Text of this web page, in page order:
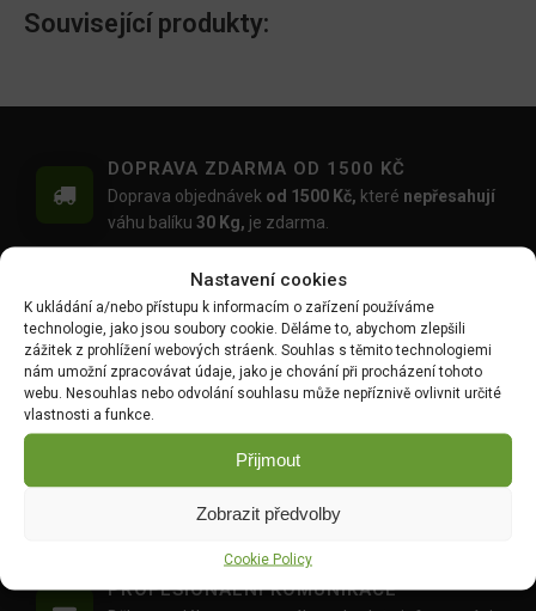
Nastavení cookies
K ukládání a/nebo přístupu k informacím o zařízení používáme
technologie, jako jsou soubory cookie. Děláme to, abychom zlepšili
zážitek z prohlížení webových stráenk. Souhlas s těmito technologiemi
nám umožní zpracovávat údaje, jako je chování při procházení tohoto
webu. Nesouhlas nebo odvolání souhlasu může nepříznivě ovlivnit určité
vlastnosti a funkce.
Přijmout
Zobrazit předvolby
Cookie Policy
Související produkty:
DOPRAVA ZDARMA OD 1500 KČ
Doprava objednávek od 1500 Kč, které nepřesahují
váhu balíku 30 Kg, je zdarma.
OVĚŘENÉ PRODUKTY
Všechny produkty sami používáme na našich
realizacích zahrad.
MOŽNOST OSOBNÍHO ODBĚRU
Objednávku si můžete i vyzvednout zdarma na
výdejním místě Mlýnská 59, Ruda, 27101
PŘÁTELSKÝ PŘÍSTUP
Pokud si s něčím nevíte rady,napište nám
PROFESIONÁLNÍ KOMUNIKACE